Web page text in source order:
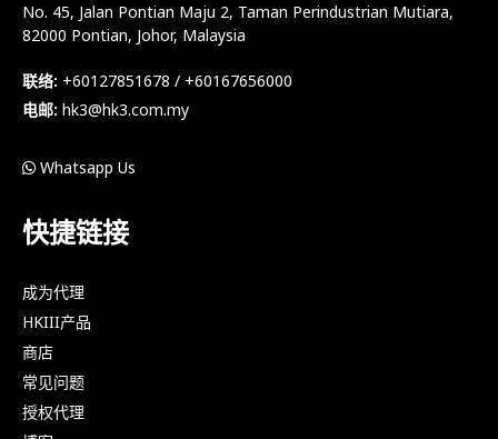
No. 45, Jalan Pontian Maju 2, Taman Perindustrian Mutiara,
82000 Pontian, Johor, Malaysia
联络: +60127851678 / +60167656000
电邮: hk3@hk3.com.my
Whatsapp Us
快捷链接
成为代理
HKIII产品
商店
常见问题
授权代理